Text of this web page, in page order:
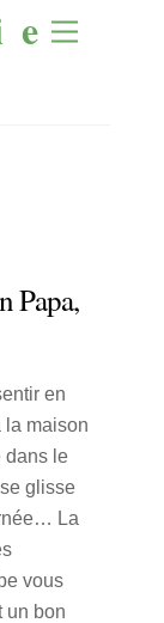
Menu
Papa,
en
la maison
dans le
glisse
La
vous
un bon